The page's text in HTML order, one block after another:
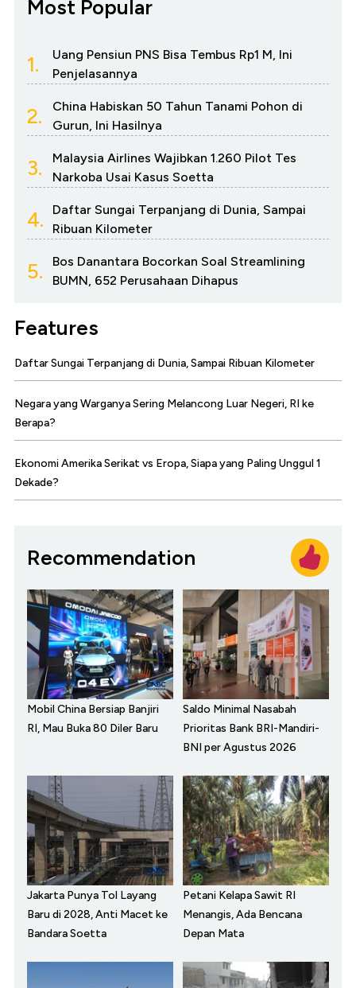
Most Popular
1.
Uang Pensiun PNS Bisa Tembus Rp1 M, Ini
Penjelasannya
2.
China Habiskan 50 Tahun Tanami Pohon di
Gurun, Ini Hasilnya
3.
Malaysia Airlines Wajibkan 1.260 Pilot Tes
Narkoba Usai Kasus Soetta
4.
Daftar Sungai Terpanjang di Dunia, Sampai
Ribuan Kilometer
5.
Bos Danantara Bocorkan Soal Streamlining
BUMN, 652 Perusahaan Dihapus
Features
Daftar Sungai Terpanjang di Dunia, Sampai Ribuan Kilometer
Negara yang Warganya Sering Melancong Luar Negeri, RI ke
Berapa?
Ekonomi Amerika Serikat vs Eropa, Siapa yang Paling Unggul 1
Dekade?
Recommendation
Mobil China Bersiap Banjiri
RI, Mau Buka 80 Diler Baru
Saldo Minimal Nasabah
Prioritas Bank BRI-Mandiri-
BNI per Agustus 2026
Jakarta Punya Tol Layang
Baru di 2028, Anti Macet ke
Bandara Soetta
Petani Kelapa Sawit RI
Menangis, Ada Bencana
Depan Mata